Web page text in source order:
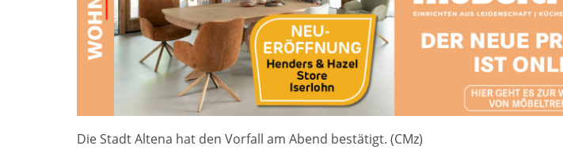
Die Stadt Altena hat den Vorfall am Abend bestätigt. (CMz)